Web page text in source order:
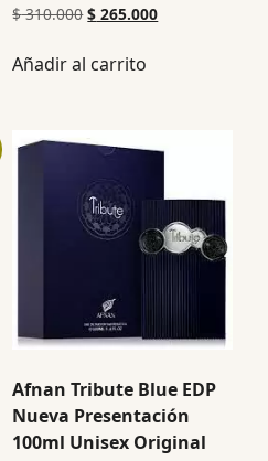
$310.000 $ 265.000
Añadir al carrito
Afnan Tribute Blue EDP
Nueva Presentación
100ml Unisex Original